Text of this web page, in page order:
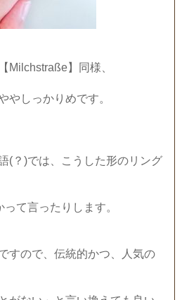
Milchstraße】同様、
やしっかりめです。
(？)では、こうした形のリング
って言ったりします。
すので、伝統的かつ、人気の